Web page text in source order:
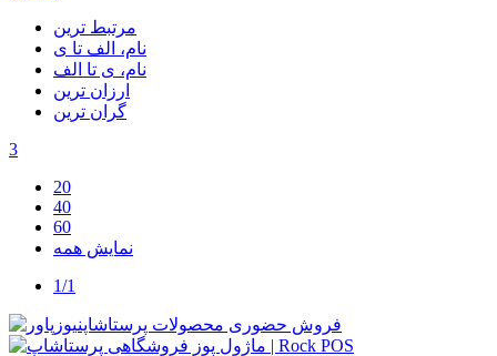
مرتبط ترین
نام، الف تا ی
نام، ی تا الف
ارزان ترین
گران ترین
3
20
40
60
نمایش همه
1/1